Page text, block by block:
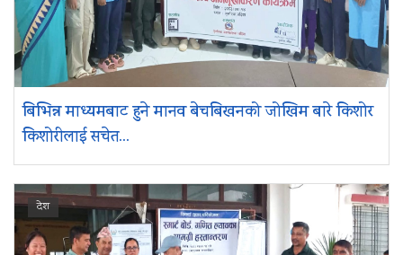
बिभिन्न माध्यमबाट हुने मानव बेचबिखनको जोखिम बारे किशोर
किशोरीलाई सचेत...
देश